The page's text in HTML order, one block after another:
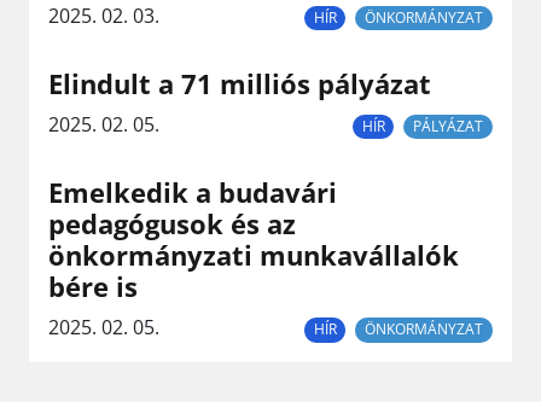
2025. 02. 03. HÍR ÖNKORMÁNYZAT
Elindult a 71 milliós pályázat
2025. 02. 05. HÍR PÁLYÁZAT
Emelkedik a budavári
pedagógusok és az
önkormányzati munkavállalók
bére is
2025. 02. 05. HÍR ÖNKORMÁNYZAT